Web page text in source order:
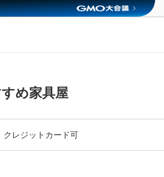
め家具屋
クレジットカード可